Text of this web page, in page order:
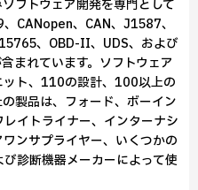
フトウェア開発を専門として
CANopen、CAN、J1587、
、OBD-II、UDS、および
まれています。ソフトウェア
ト、110の設計、100以上の
製品は、フォード、ボーイン
イトライナー、インターナシ
ンサプライヤー、いくつかの
診断機器メーカーによって使